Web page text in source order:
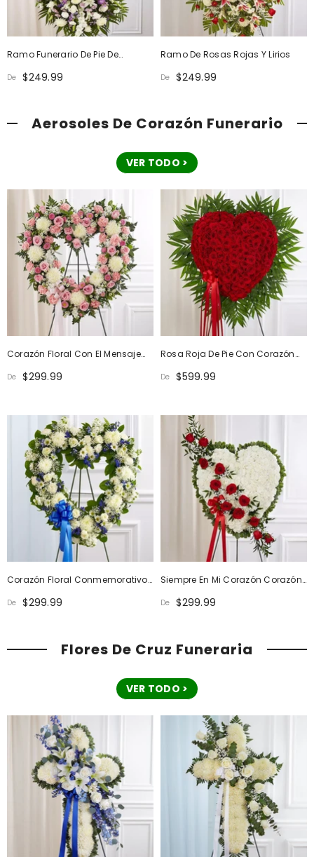
Ramo Funerario De Pie De
Lavanda Y Blanco
De $249.99
Ramo De Rosas Rojas Y Lirios
De $249.99
Aerosoles De Corazón Funerario
VER TODO >
Corazón Floral Con El Mensaje
Always Remember: Rosa Y
Blanco
De $299.99
Rosa Roja De Pie Con Corazón
Sangrante
De $599.99
Corazón Floral Conmemorativo
Always Remember: Azul Y
Blanco
De $299.99
Siempre En Mi Corazón Corazón
Floral Rojo Y Blanco
De $299.99
Flores De Cruz Funeraria
VER TODO >